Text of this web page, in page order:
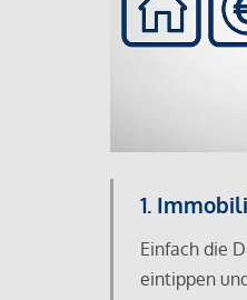
1.
Einfach die
eintippen